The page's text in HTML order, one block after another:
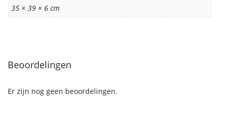
35 × 39 × 6 cm
Beoordelingen
Er zijn nog geen beoordelingen.